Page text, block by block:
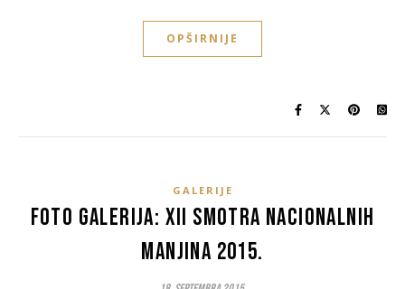
OPŠIRNIJE
GALERIJE
Foto galerija: XII smotra nacionalnih
manjina 2015.